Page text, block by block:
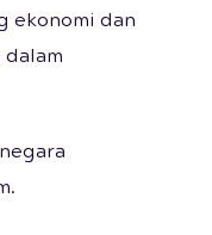
ekonomi dan
dalam